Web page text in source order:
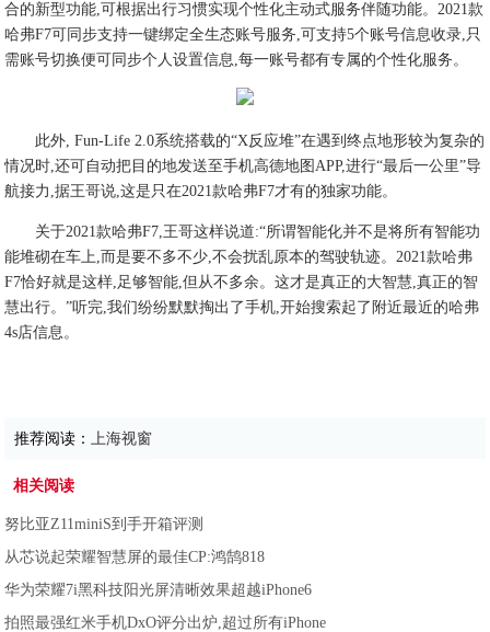
合的新型功能,可根据出行习惯实现个性化主动式服务伴随功能。2021款
哈弗F7可同步支持一键绑定全生态账号服务,可支持5个账号信息收录,只
需账号切换便可同步个人设置信息,每一账号都有专属的个性化服务。
此外, Fun-Life 2.0系统搭载的“X反应堆”在遇到终点地形较为复杂的
情况时,还可自动把目的地发送至手机高德地图APP,进行“最后一公里”导
航接力,据王哥说,这是只在2021款哈弗F7才有的独家功能。
关于2021款哈弗F7,王哥这样说道:“所谓智能化并不是将所有智能功
能堆砌在车上,而是要不多不少,不会扰乱原本的驾驶轨迹。2021款哈弗
F7恰好就是这样,足够智能,但从不多余。这才是真正的大智慧,真正的智
慧出行。”听完,我们纷纷默默掏出了手机,开始搜索起了附近最近的哈弗
4s店信息。
推荐阅读：上海视窗
相关阅读
努比亚Z11miniS到手开箱评测
从芯说起荣耀智慧屏的最佳CP:鸿鹄818
华为荣耀7i黑科技阳光屏清晰效果超越iPhone6
拍照最强红米手机DxO评分出炉,超过所有iPhone